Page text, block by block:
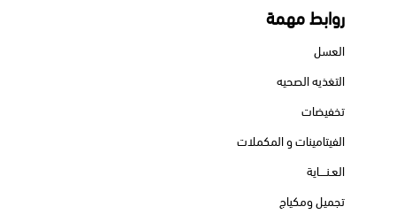
روابط مهمة
العسل
التغذيه الصحيه
تخفيضات
الفيتامينات و المكملات
العـنــــاية
تجميل ومكياج